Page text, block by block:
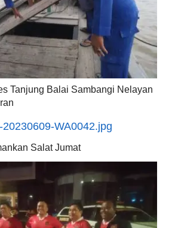
Tanjung Balai Sambangi Nelayan
Salat Jumat